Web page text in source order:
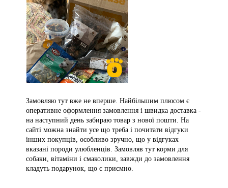
Замовляю тут вже не вперше. Найбільшим плюсом є
оперативне оформлення замовлення і швидка доставка -
на наступний день забираю товар з нової пошти. На
сайті можна знайти усе що треба і почитати відгуки
інших покупців, особливо зручно, що у відгуках
вказані породи улюбленців. Замовляв тут корми для
собаки, вітаміни і смаколики, завжди до замовлення
кладуть подарунок, що є приємно.